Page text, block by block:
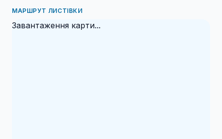
МАРШРУТ ЛИСТІВКИ
Завантаження карти...